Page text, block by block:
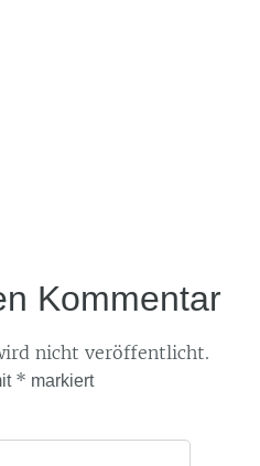
Kommentar
nicht veröffentlicht.
* markiert